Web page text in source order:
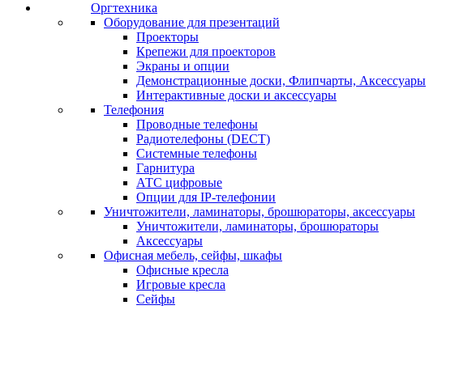
Оргтехника
Оборудование для презентаций
Проекторы
Крепежи для проекторов
Экраны и опции
Демонстрационные доски, Флипчарты, Аксессуары
Интерактивные доски и аксессуары
Телефония
Проводные телефоны
Радиотелефоны (DECT)
Системные телефоны
Гарнитура
АТС цифровые
Опции для IP-телефонии
Уничтожители, ламинаторы, брошюраторы, аксессуары
Уничтожители, ламинаторы, брошюраторы
Аксессуары
Офисная мебель, сейфы, шкафы
Офисные кресла
Игровые кресла
Сейфы